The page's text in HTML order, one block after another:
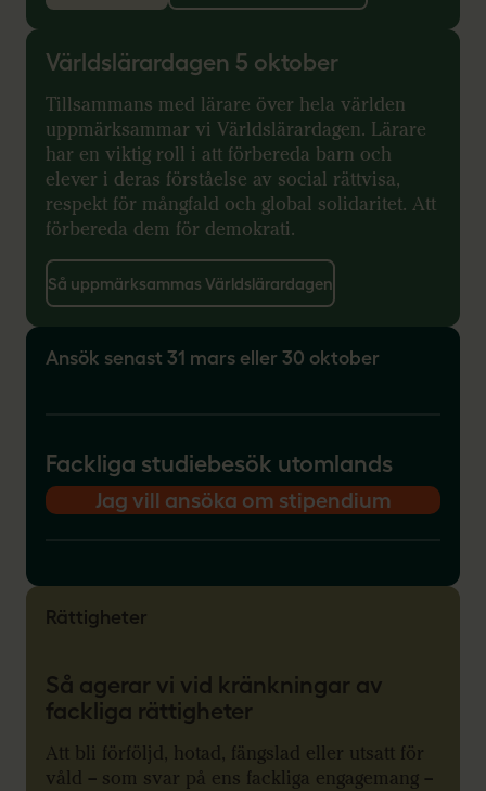
Världslärardagen 5 oktober
Tillsammans med lärare över hela världen
uppmärksammar vi Världslärardagen. Lärare
har en viktig roll i att förbereda barn och
elever i deras förståelse av social rättvisa,
respekt för mångfald och global solidaritet. Att
förbereda dem för demokrati.
Så uppmärksammas Världslärardagen
Ansök senast 31 mars eller 30 oktober
Fackliga studiebesök utomlands
Jag vill ansöka om stipendium
Rättigheter
Så agerar vi vid kränkningar av
fackliga rättigheter
Att bli förföljd, hotad, fängslad eller utsatt för
våld – som svar på ens fackliga engagemang –